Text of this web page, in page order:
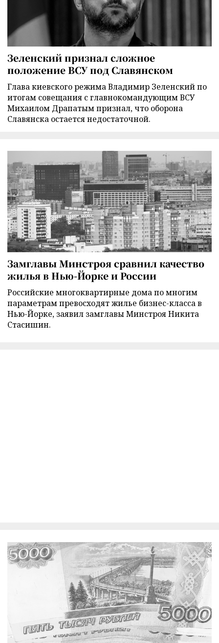
Зеленский признал сложное
положение ВСУ под Славянском
Глава киевского режима Владимир Зеленский по
итогам совещания с главнокомандующим ВСУ
Михаилом Драпатым признал, что оборона
Славянска остается недостаточной.
Замглавы Минстроя сравнил качество
жилья в Нью-Йорке и России
Российские многоквартирные дома по многим
параметрам превосходят жилье бизнес-класса в
Нью-Йорке, заявил замглавы Минстроя Никита
Стасишин.